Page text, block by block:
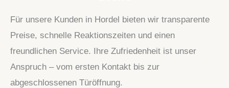
Für unsere Kunden in Hordel bieten wir transparente
Preise, schnelle Reaktionszeiten und einen
freundlichen Service. Ihre Zufriedenheit ist unser
Anspruch – vom ersten Kontakt bis zur
abgeschlossenen Türöffnung.